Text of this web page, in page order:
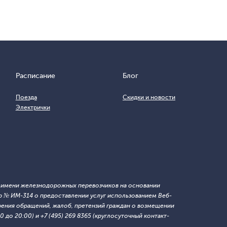
Расписание
Поезда
Электрички
Блог
Скидки и новости
железнодорожных перевозчиков на основании
ИМ-314 о предоставлении услуг использованием Веб-
обращений, жалоб, претензий граждан о возмещении
до 20:00) и +7 (495) 269 8365 (круглосуточный контакт-